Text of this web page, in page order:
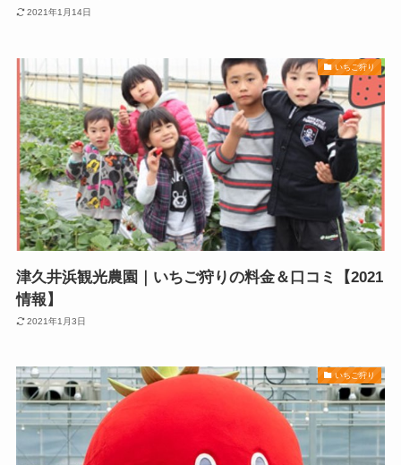
2021年1月14日
いちご狩り
津久井浜観光農園｜いちご狩りの料金＆口コミ【2021
情報】
2021年1月3日
いちご狩り